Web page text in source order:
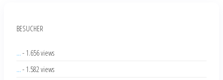
BESUCHER
... - 1.656 views
... - 1.582 views